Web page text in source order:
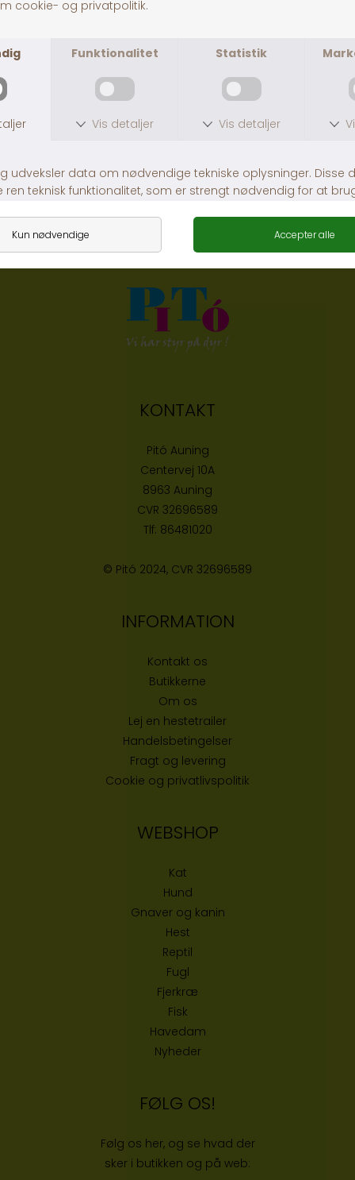
KONTAKT
Pitó Auning
Centervej 10A
8963 Auning
CVR 32696589
Tlf: 86481020
© Pitó 2024, CVR 32696589
INFORMATION
Kontakt os
Butikkerne
Om os
Lej en hestetrailer
Handelsbetingelser
Fragt og levering
Cookie og privatlivspolitik
WEBSHOP
Kat
Hund
Gnaver og kanin
Hest
Reptil
Fugl
Fjerkræ
Fisk
Havedam
Nyheder
FØLG OS!
Følg os her, og se hvad der
sker i butikken og på web: